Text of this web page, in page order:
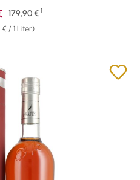
/ 1 Liter)
Verkaufspreis:
Regulärer Preis:
179,90 € 1